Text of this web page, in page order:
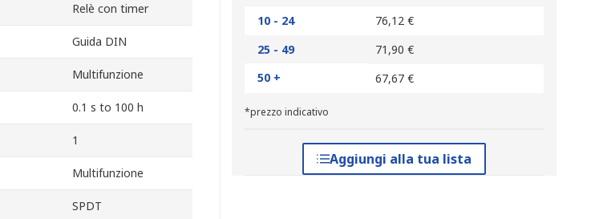
10 - 24
76,12 €
25 - 49
71,90 €
50 +
67,67 €
*prezzo indicativo
Aggiungi alla tua lista
Relè con timer
Guida DIN
Multifunzione
0.1 s to 100 h
1
Multifunzione
SPDT